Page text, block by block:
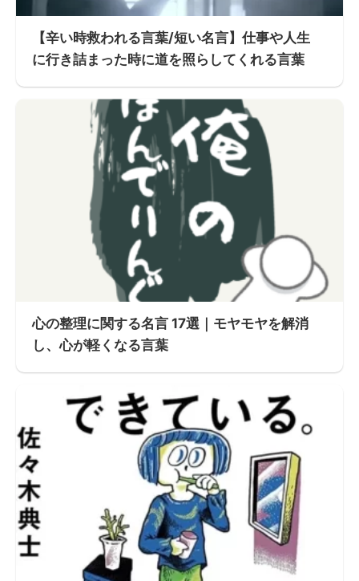
【辛い時救われる言葉/短い名言】仕事や人生
に行き詰まった時に道を照らしてくれる言葉
心の整理に関する名言 17選｜モヤモヤを解消
し、心が軽くなる言葉